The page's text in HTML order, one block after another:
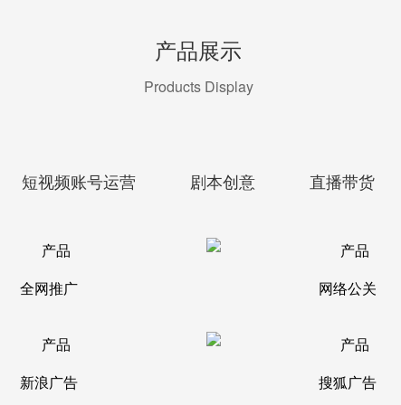
产品展示
Products Display
短视频账号运营 剧本创意 直播带货
全网推广 网络公关
新浪广告 搜狐广告